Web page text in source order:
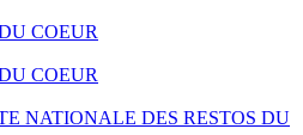
COEUR
COEUR
NATIONALE DES RESTOS DU